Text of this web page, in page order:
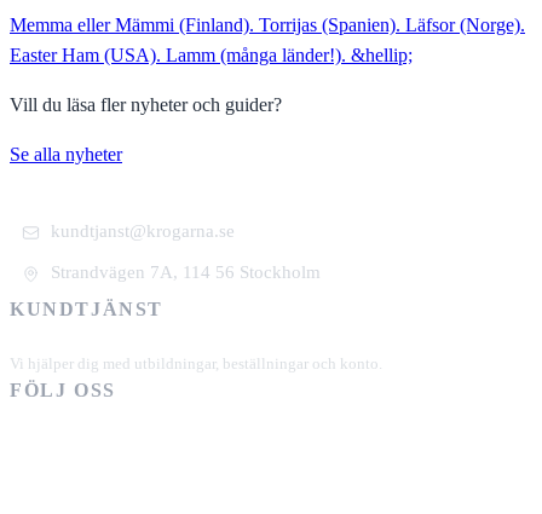
Memma eller Mämmi (Finland). Torrijas (Spanien). Läfsor (Norge).
Easter Ham (USA). Lamm (många länder!). &hellip;
Vill du läsa fler nyheter och guider?
Se alla nyheter
kundtjanst@krogarna.se
Strandvägen 7A, 114 56 Stockholm
KUNDTJÄNST
Vi hjälper dig med utbildningar, beställningar och konto.
FÖLJ OSS